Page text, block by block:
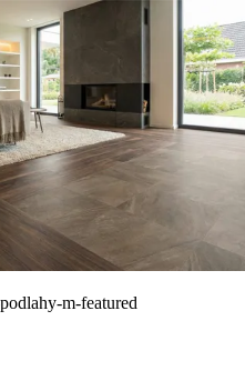
m-featured